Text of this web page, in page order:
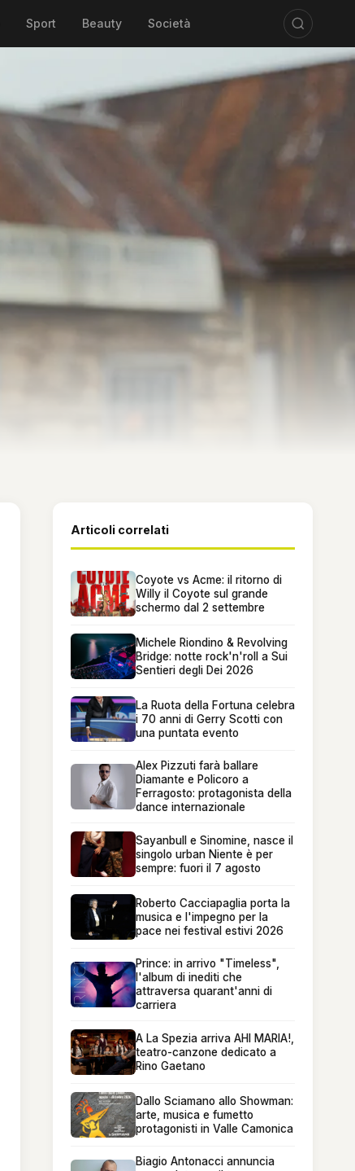
Sport Beauty Società
Articoli correlati
Coyote vs Acme: il ritorno di
Willy il Coyote sul grande
schermo dal 2 settembre
Michele Riondino & Revolving
Bridge: notte rock'n'roll a Sui
Sentieri degli Dei 2026
La Ruota della Fortuna celebra
i 70 anni di Gerry Scotti con
una puntata evento
Alex Pizzuti farà ballare
Diamante e Policoro a
Ferragosto: protagonista della
dance internazionale
Sayanbull e Sinomine, nasce il
singolo urban Niente è per
sempre: fuori il 7 agosto
Roberto Cacciapaglia porta la
musica e l'impegno per la
pace nei festival estivi 2026
Prince: in arrivo "Timeless",
l'album di inediti che
attraversa quarant'anni di
carriera
A La Spezia arriva AHI MARIA!,
teatro-canzone dedicato a
Rino Gaetano
Dallo Sciamano allo Showman:
arte, musica e fumetto
protagonisti in Valle Camonica
Biagio Antonacci annuncia